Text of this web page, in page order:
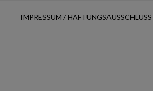
IMPRESSUM / HAFTUNGSAUSSCHLUSS